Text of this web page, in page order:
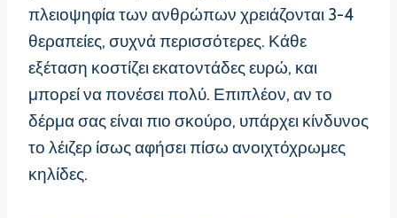
πλειοψηφία των ανθρώπων χρειάζονται 3-4
θεραπείες, συχνά περισσότερες. Κάθε
εξέταση κοστίζει εκατοντάδες ευρώ, και
μπορεί να πονέσει πολύ. Επιπλέον, αν το
δέρμα σας είναι πιο σκούρο, υπάρχει κίνδυνος
το λέιζερ ίσως αφήσει πίσω ανοιχτόχρωμες
κηλίδες.